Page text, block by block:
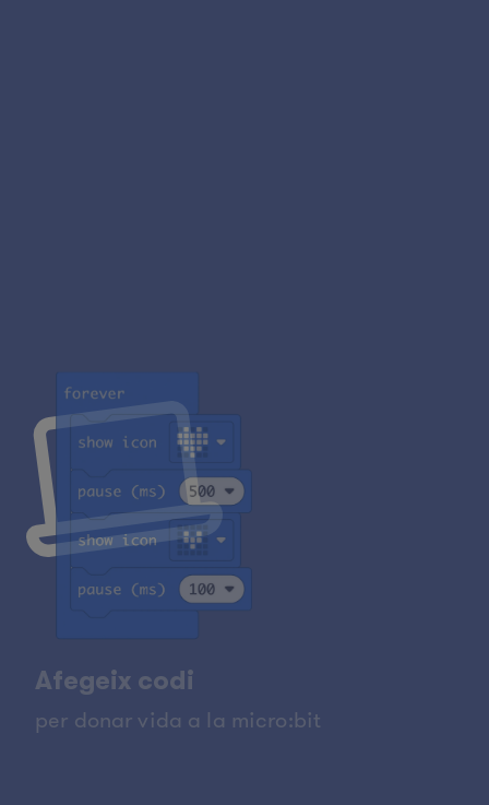
Afegeix codi
per donar vida a la micro:bit